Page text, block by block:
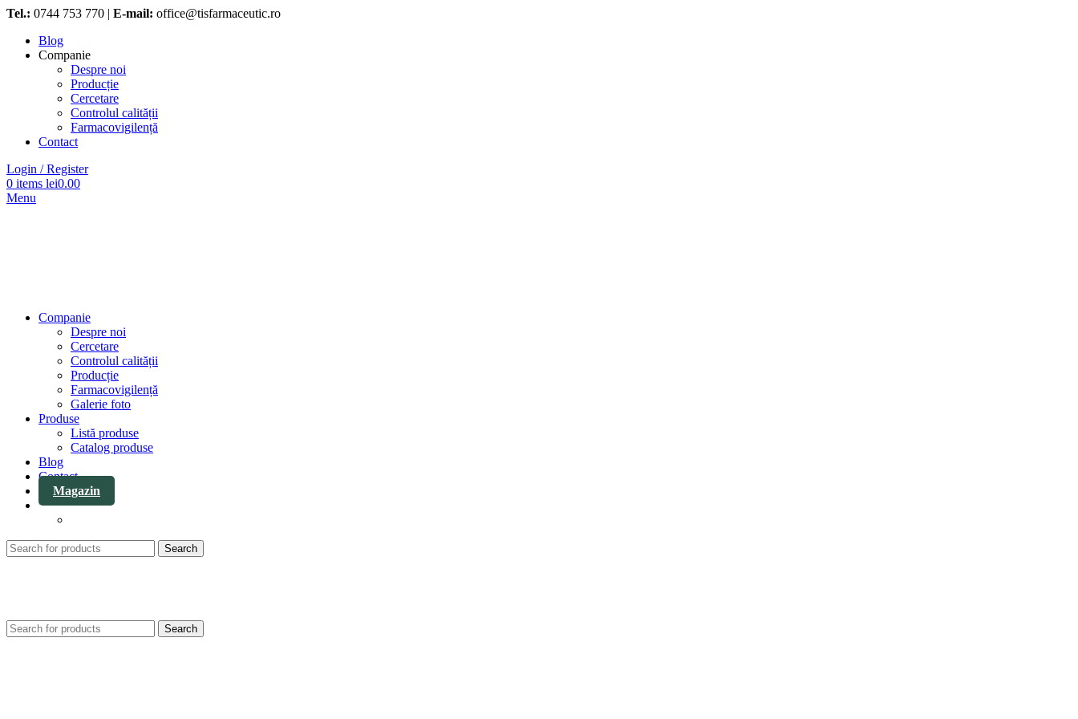
Tel.: 0744 753 770 | E-mail: office@tisfarmaceutic.ro
Blog
Companie
Despre noi
Producție
Cercetare
Controlul calității
Farmacovigilență
Contact
Login / Register
0 items lei0.00
Menu
Companie
Despre noi
Cercetare
Controlul calității
Producție
Farmacovigilență
Galerie foto
Produse
Listă produse
Catalog produse
Blog
Contact
Magazin
Search
Search